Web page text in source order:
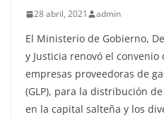
28 abril, 2021 admin
El Ministerio de Gobierno,
y Justicia renovó el
empresas proveedoras de
(GLP), para la distribución
en la capital salteña y los